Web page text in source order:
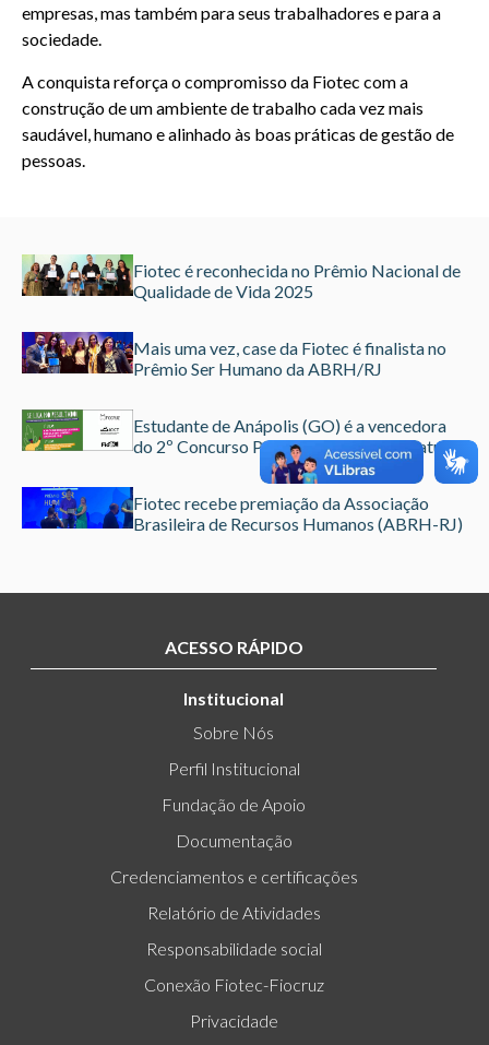
empresas, mas também para seus trabalhadores e para a
sociedade.
A conquista reforça o compromisso da Fiotec com a
construção de um ambiente de trabalho cada vez mais
saudável, humano e alinhado às boas práticas de gestão de
pessoas.
Fiotec é reconhecida no Prêmio Nacional de
Qualidade de Vida 2025
Mais uma vez, case da Fiotec é finalista no
Prêmio Ser Humano da ABRH/RJ
Estudante de Anápolis (GO) é a vencedora
do 2º Concurso Portinho Livre de Literatura
Fiotec recebe premiação da Associação
Brasileira de Recursos Humanos (ABRH-RJ)
ACESSO RÁPIDO
Institucional
Sobre Nós
Perfil Institucional
Fundação de Apoio
Documentação
Credenciamentos e certificações
Relatório de Atividades
Responsabilidade social
Conexão Fiotec-Fiocruz
Privacidade